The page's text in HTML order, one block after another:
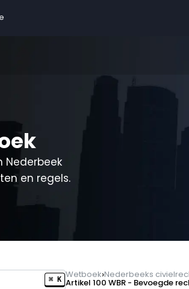
Nederbeek
en regels.
⌘ K Wetboek›Nederbeeks
Artikel 100 WBR - Bevoegde